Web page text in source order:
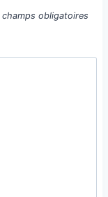
champs obligatoires